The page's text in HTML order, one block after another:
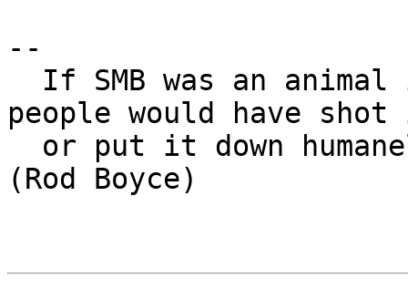
--
people would have
(Rod Boyce)